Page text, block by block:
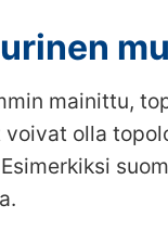
mainittu,
voivat olla